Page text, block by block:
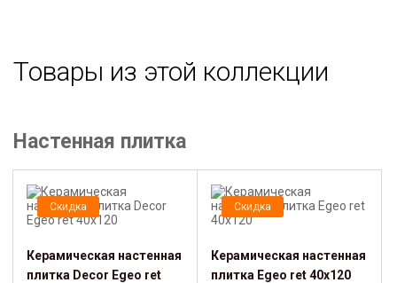
Товары из этой коллекции
Настенная плитка
Скидка
Керамическая настенная
плитка Dеcor Egeo ret
Скидка
Керамическая настенная
плитка Egeo ret 40х120